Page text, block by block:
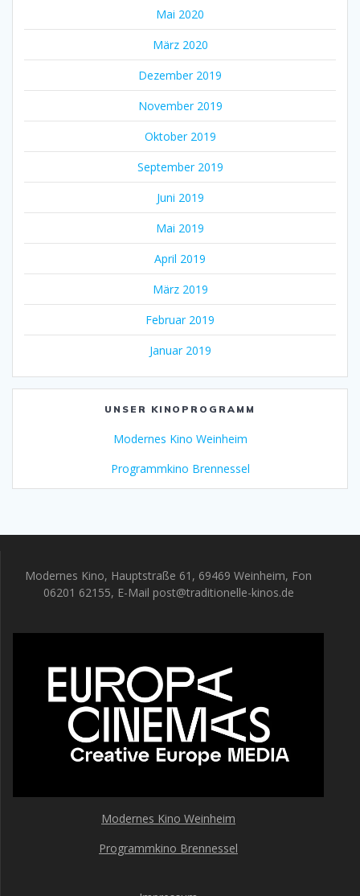
Mai 2020
März 2020
Dezember 2019
November 2019
Oktober 2019
September 2019
Juni 2019
Mai 2019
April 2019
März 2019
Februar 2019
Januar 2019
UNSER KINOPROGRAMM
Modernes Kino Weinheim
Programmkino Brennessel
Modernes Kino, Hauptstraße 61, 69469 Weinheim, Fon
06201 62155, E-Mail post@traditionelle-kinos.de
Modernes Kino Weinheim
Programmkino Brennessel